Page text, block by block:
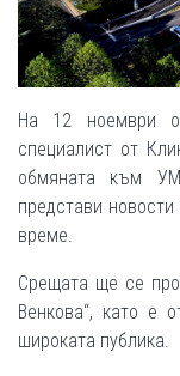
На 12 ноември
специалист от
обмяната към
представи
време.
Срещата ще се
Венкова“, като е
широката публика.